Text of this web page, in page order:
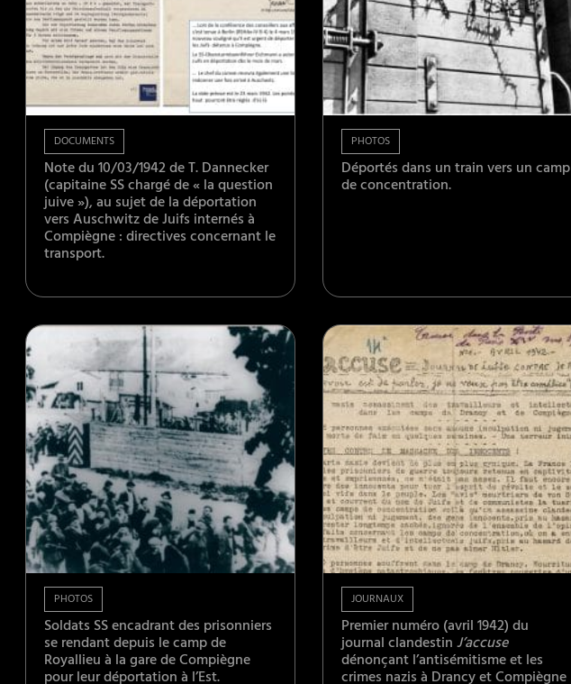
DOCUMENTS
Note du 10/03/1942 de T. Dannecker
(capitaine SS chargé de « la question
juive »), au sujet de la déportation
vers Auschwitz de Juifs internés à
Compiègne : directives concernant le
transport.
PHOTOS
Déportés dans un train vers un camp
de concentration.
PHOTOS
Soldats SS encadrant des prisonniers
se rendant depuis le camp de
Royallieu à la gare de Compiègne
pour leur déportation à l’Est.
JOURNAUX
Premier numéro (avril 1942) du
journal clandestinJ’accuse
dénonçant l’antisémitisme et les
crimes nazis à Drancy et Compiègne